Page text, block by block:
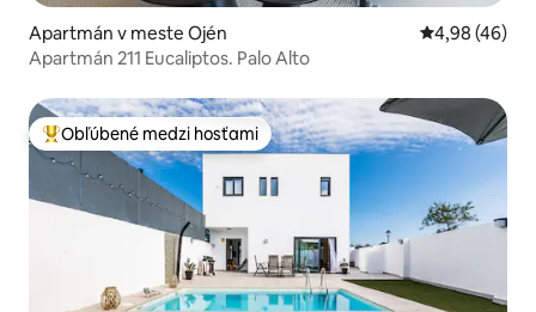
Apartmán v meste Ojén Priemerné
4,98 (46)
Apartmán 211 Eucaliptos. Palo Alto
Najobľúbenejšie medzi hosťami
Obľúbené medzi hosťami